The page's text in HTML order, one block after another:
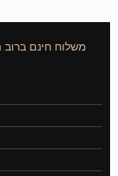
משלוח חינם